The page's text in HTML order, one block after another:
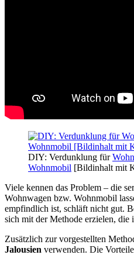
DIY: Verdunklung für
Wohnmobil [Bildinhalt mit
Viele kennen das Problem – die
Wohnwagen bzw. Wohnmobil
empfindlich ist, schläft nicht gut.
sich mit der Methode erzielen,
Zusätzlich zur vorgestellten
Jalousien verwenden. Die